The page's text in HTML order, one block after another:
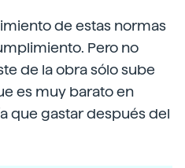
de estas normas
Pero no
de la obra sólo sube
es muy barato en
que gastar después del